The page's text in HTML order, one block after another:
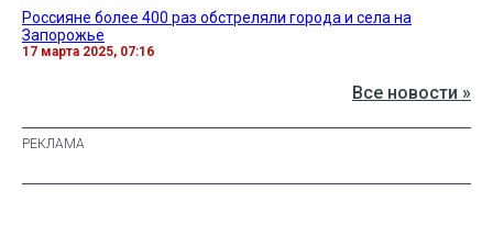
Россияне более 400 раз обстреляли города и села на
Запорожье
17 марта 2025, 07:16
Все новости »